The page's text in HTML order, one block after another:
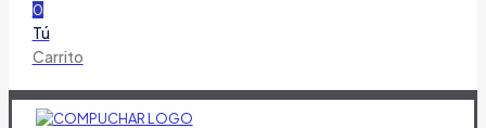
0
Tú
Carrito